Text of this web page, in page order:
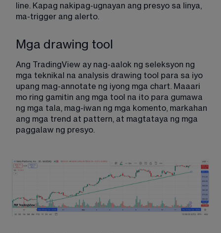
line. Kapag nakipag-ugnayan ang presyo sa linya,
ma-trigger ang alerto.
Mga drawing tool
Ang TradingView ay nag-aalok ng seleksyon ng
mga teknikal na analysis drawing tool para sa iyo
upang mag-annotate ng iyong mga chart. Maaari
mo ring gamitin ang mga tool na ito para gumawa
ng mga tala, mag-iwan ng mga komento, markahan
ang mga trend at pattern, at magtataya ng mga
paggalaw ng presyo.